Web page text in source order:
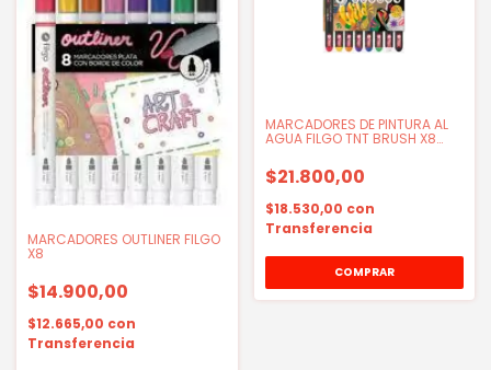
MARCADORES OUTLINER FILGO
X8
$14.900,00
$12.665,00 con
Transferencia
MARCADORES DE PINTURA AL
AGUA FILGO TNT BRUSH X8
$21.800,00
$18.530,00 con
Transferencia